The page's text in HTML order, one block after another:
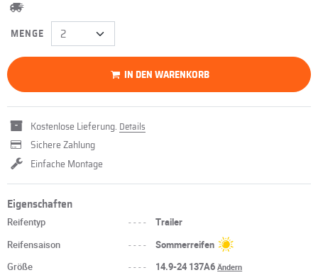
MENGE
IN DEN WARENKORB
Kostenlose Lieferung. Details
Sichere Zahlung
Einfache Montage
Eigenschaften
Reifentyp ----
Trailer
Reifensaison
----
Sommerreifen
Größe
---- 14.9-24 137A6Ändern